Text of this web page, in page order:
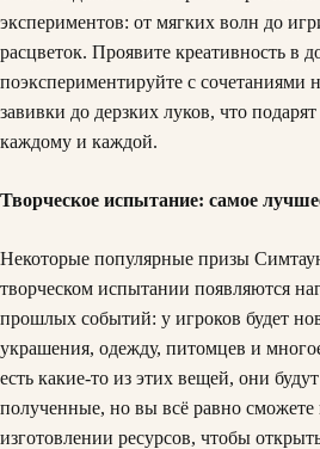
экспериментов: от мягких волн до
расцветок. Проявите креативность в
поэкспериментируйте с сочетаниями
завивки до дерзких луков, что
каждому и каждой.
Творческое испытание: самое
Некоторые популярные призы
творческом испытании появляются
прошлых событий: у игроков будет
украшения, одежду, питомцев и
есть какие-то из этих вещей, они
полученные, но вы всё равно сможете
изготовлении ресурсов, чтобы